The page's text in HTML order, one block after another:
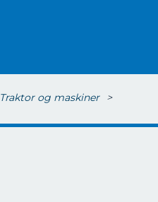
Traktor og maskiner >